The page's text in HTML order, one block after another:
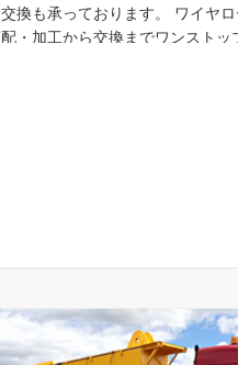
交換も承っております。 ワイヤ
配・加工から交換までワンストッ